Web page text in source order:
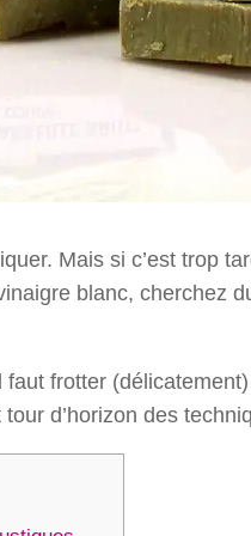
Mais si c’est trop
blanc, cherchez
frotter
d’horizon des